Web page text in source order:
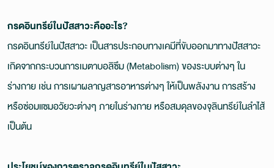
กรดอินทรีย์ในปัสสาวะคืออะไร?
กรดอินทรีย์ในปัสสาวะ เป็นสารประกอบทางเคมีที่ขับออกมาทางปัสสาวะ
เกิดจากกระบวนการเมตาบอลิซึม (Metabolism) ของระบบต่างๆ ใน
ร่างกาย เช่น การเผาผลาญสารอาหารต่างๆ ให้เป็นพลังงาน การสร้าง
หรือซ่อมแซมอวัยวะต่างๆ ภายในร่างกาย หรือสมดุลของจุลินทรีย์ในลำไส้
เป็นต้น